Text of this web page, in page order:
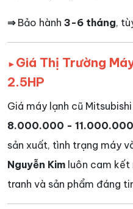
⇒ Bảo hành 3-6 tháng,
► Giá Thị Trường
2.5HP
Giá máy lạnh cũ
8.000.000 -
sản xuất, tình trạng máy
Nguyễn Kim luôn cam kết
tranh và sản phẩm đáng